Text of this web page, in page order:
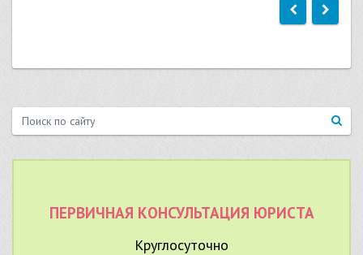
ПЕРВИЧНАЯ КОНСУЛЬТАЦИЯ ЮРИСТА
Круглосуточно